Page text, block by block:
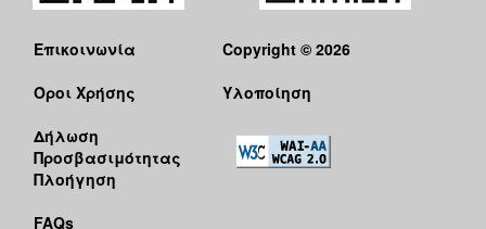
Επικοινωνία
Όροι Χρήσης
Δήλωση
Προσβασιμότητας
Πλοήγηση
FAQs
Copyright © 2026
Υλοποίηση